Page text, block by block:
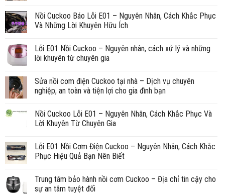
Nồi Cuckoo Báo Lỗi E01 – Nguyên Nhân, Cách Khắc Phục
Và Những Lời Khuyên Hữu Ích
Lỗi E01 Nồi Cuckoo – Nguyên nhân, cách xử lý và những
lời khuyên từ chuyên gia
Sửa nồi cơm điện Cuckoo tại nhà – Dịch vụ chuyên
nghiệp, an toàn và tiện lợi cho gia đình bạn
Nồi Cuckoo Lỗi E01 – Nguyên Nhân, Cách Khắc Phục Và
Lời Khuyên Từ Chuyên Gia
Lỗi E01 Nồi Cơm Điện Cuckoo – Nguyên Nhân, Cách Khắc
Phục Hiệu Quả Bạn Nên Biết
Trung tâm bảo hành nồi cơm Cuckoo – Địa chỉ tin cậy cho
sự an tâm tuyệt đối